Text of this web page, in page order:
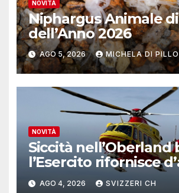
NOVITÀ
Niphargus Animale
dell’Anno 2026
AGO 5, 2026 MICHELA DI PILLO
NOVITÀ
Siccità nell’Oberland
l’Esercito rifornisce
due alpeggi
AGO 4, 2026 SVIZZERI CH